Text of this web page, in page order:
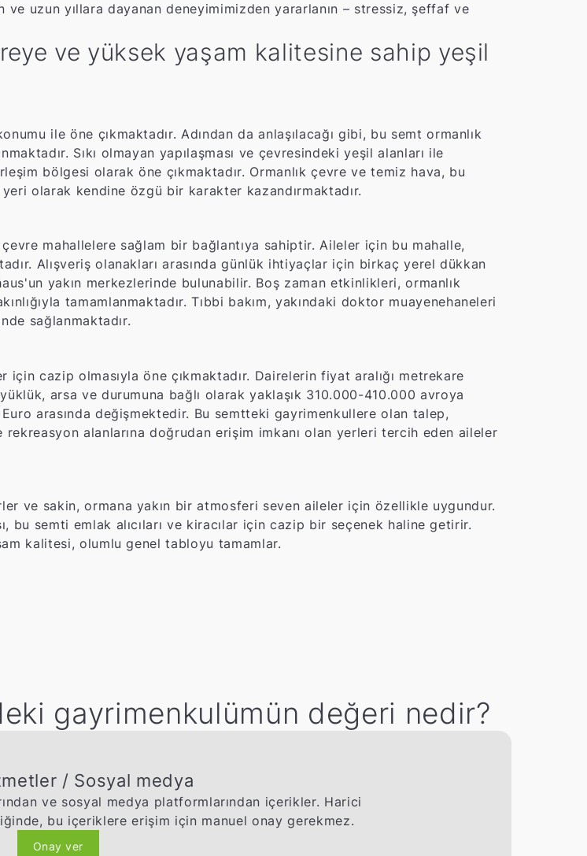
ve uzun yıllara dayanan deneyimimizden yararlanın – stressiz, şeffaf ve
ve yüksek yaşam kalitesine sahip yeşil
ile öne çıkmaktadır. Adından da anlaşılacağı gibi, bu semt ormanlık
Sıkı olmayan yapılaşması ve çevresindeki yeşil alanları ile
bölgesi olarak öne çıkmaktadır. Ormanlık çevre ve temiz hava, bu
olarak kendine özgü bir karakter kazandırmaktadır.
çevre mahallelere sağlam bir bağlantıya sahiptir. Aileler için bu mahalle,
Alışveriş olanakları arasında günlük ihtiyaçlar için birkaç yerel dükkan
yakın merkezlerinde bulunabilir. Boş zaman etkinlikleri, ormanlık
tamamlanmaktadır. Tıbbi bakım, yakındaki doktor muayenehaneleri
sağlanmaktadır.
cazip olmasıyla öne çıkmaktadır. Dairelerin fiyat aralığı metrekare
arsa ve durumuna bağlı olarak yaklaşık 310.000-410.000 avroya
arasında değişmektedir. Bu semtteki gayrimenkullere olan talep,
alanlarına doğrudan erişim imkanı olan yerleri tercih eden aileler
ve sakin, ormana yakın bir atmosferi seven aileler için özellikle uygundur.
bu semti emlak alıcıları ve kiracılar için cazip bir seçenek haline getirir.
kalitesi, olumlu genel tabloyu tamamlar.
gayrimenkulümün değeri nedir?
/ Sosyal medya
ve sosyal medya platformlarından içerikler. Harici
bu içeriklere erişim için manuel onay gerekmez.
Onay ver